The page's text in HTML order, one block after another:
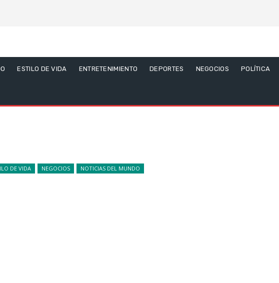
ESTILO DE VIDA ENTRETENIMIENTO DEPORTES NEGOCIOS POLÍTICA
DE VIDA NEGOCIOS NOTICIAS DEL MUNDO